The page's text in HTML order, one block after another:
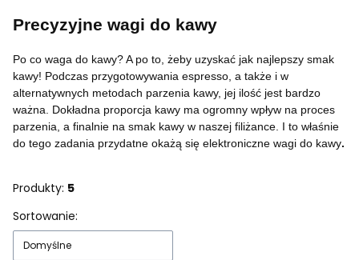
Precyzyjne wagi do kawy
Po co waga do kawy? A po to, żeby uzyskać jak najlepszy smak
kawy! Podczas przygotowywania espresso, a także i w
alternatywnych metodach parzenia kawy, jej ilość jest bardzo
ważna. Dokładna proporcja kawy ma ogromny wpływ na proces
parzenia, a finalnie na smak kawy w naszej filiżance. I to właśnie
do tego zadania przydatne okażą się elektroniczne wagi do kawy.
Produkty: 5
Lista produktów
Sortowanie:
Domyślne